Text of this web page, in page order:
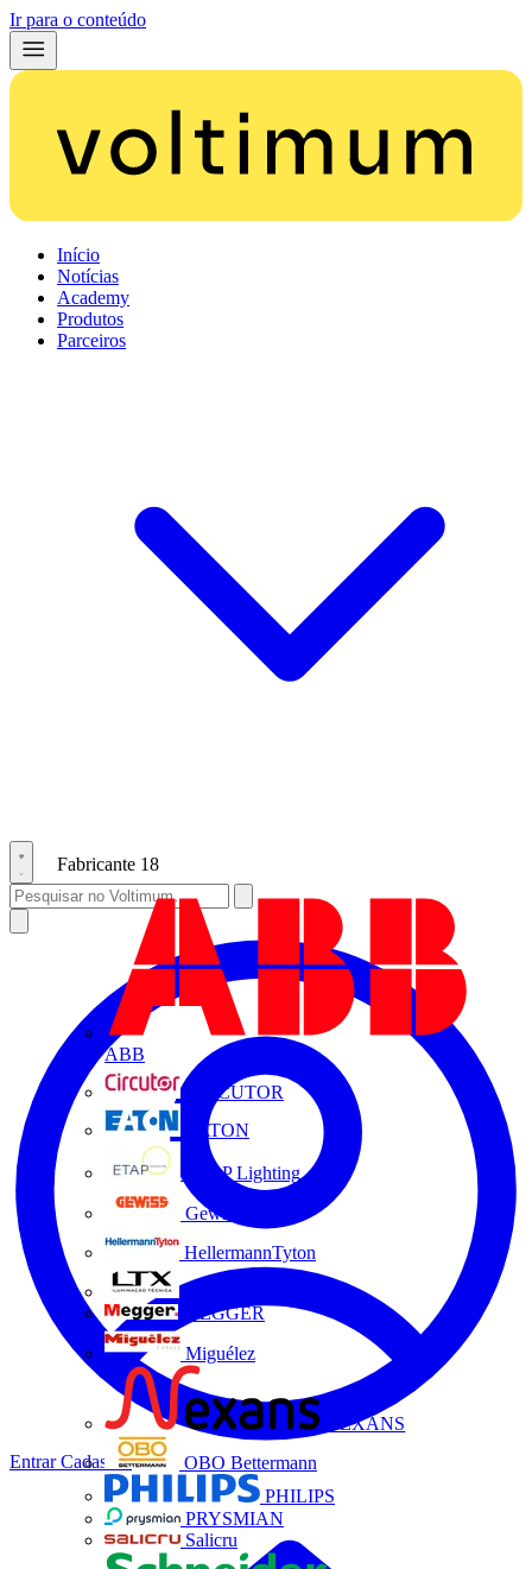
Ir para o conteúdo
Início
Notícias
Academy
Produtos
Parceiros
Fabricante 18
ABB
CIRCUTOR
EATON
ETAP Lighting
Gewiss
HellermannTyton
MEGGER
Miguélez
NEXANS
OBO Bettermann
PHILIPS
PRYSMIAN
Salicru
EntrarCadastrar